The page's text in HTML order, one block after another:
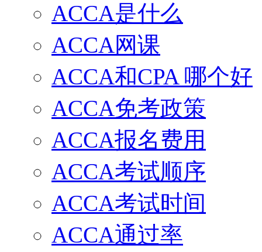
ACCA是什么
ACCA网课
ACCA和CPA 哪个好
ACCA免考政策
ACCA报名费用
ACCA考试顺序
ACCA考试时间
ACCA通过率